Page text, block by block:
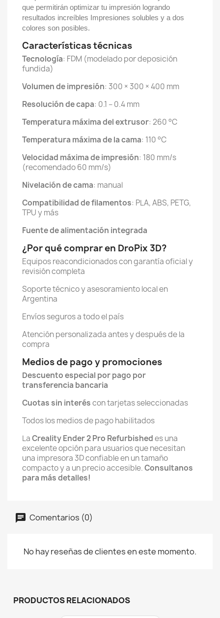
que permitirán optimizar tu impresión logrando
resultados increíbles Impresiones solubles y a dos
colores son posibles.
Características técnicas
Tecnología: FDM (modelado por deposición
fundida)
Volumen de impresión: 300 × 300 × 400 mm
Resolución de capa: 0.1 – 0.4 mm
Temperatura máxima del extrusor: 260 °C
Temperatura máxima de la cama: 110 °C
Velocidad máxima de impresión: 180 mm/s
(recomendado 60 mm/s)
Nivelación de cama: manual
Compatibilidad de filamentos: PLA, ABS, PETG,
TPU y más
Fuente de alimentación integrada
¿Por qué comprar en DroPix 3D?
Equipos reacondicionados con garantía oficial y
revisión completa
Soporte técnico y asesoramiento local en
Argentina
Envíos seguros a todo el país
Atención personalizada antes y después de la
compra
Medios de pago y promociones
Descuento especial por pago por
transferencia bancaria
Cuotas sin interéscon tarjetas seleccionadas
Todos los medios de pago habilitados
LaCreality Ender 2 Pro Refurbishedes una
excelente opción para usuarios que necesitan
una impresora 3D confiable en un tamaño
compacto y a un precio accesible.Consultanos
para más detalles!
Comentarios (0)
No hay reseñas de clientes en este momento.
PRODUCTOS RELACIONADOS